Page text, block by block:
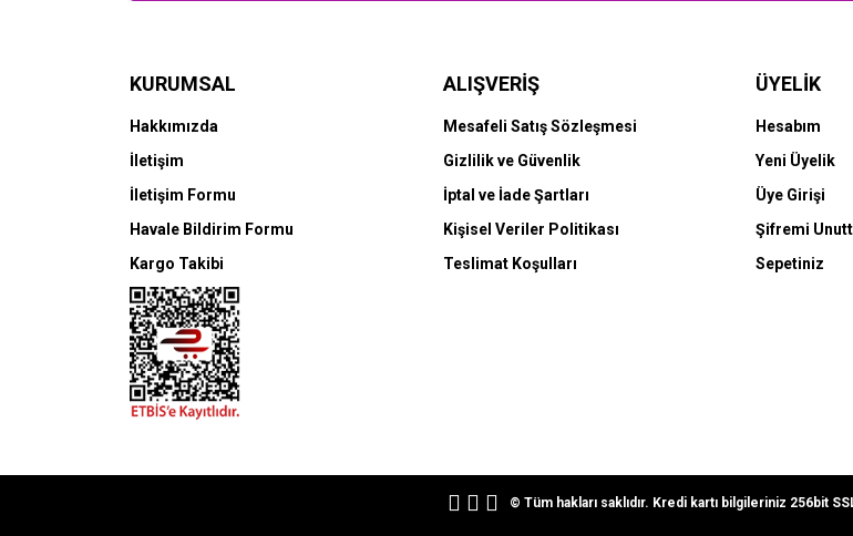
KURUMSAL
Hakkımızda
İletişim
İletişim Formu
Havale Bildirim Formu
Kargo Takibi
ALIŞVERİŞ
Mesafeli Satış Sözleşmesi
Gizlilik ve Güvenlik
İptal ve İade Şartları
Kişisel Veriler Politikası
Teslimat Koşulları
ÜYELİK
Hesabım
Yeni Üyelik
Üye Girişi
Şifremi
Sepetiniz
© Tüm hakları saklıdır. Kredi kartı bilgileriniz 256bit